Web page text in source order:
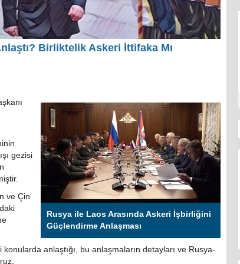
Birliktelik Askeri İttifaka Mı
Rusya ile Laos Arasında Askeri İşbirliğini
Güçlendirme Anlaşması
gezisi
ve Çin
anlaştığı, bu anlaşmaların detayları ve Rusya-